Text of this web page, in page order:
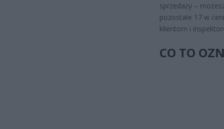
sprzedaży –
pozostałe 17 w
klientom i
CO TO